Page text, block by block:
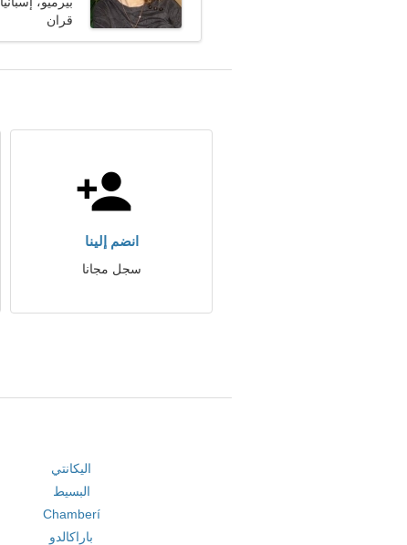
قران
انضم إلينا
سجل مجانا
اليكانتي
البسيط
Chamberí
باراكالدو